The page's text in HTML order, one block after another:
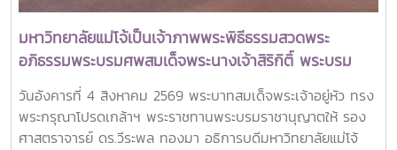
Professor Yang Bin , Vice Chancellor, Tsinghua
University Council Professor Tan Eng Chye อธิการบดี
มหาวิทยาลัยแห่งชาติสิงคโปร์ Professor Yang Bin รองประธาน
สภามหาวิทยาลัยชิงหวา ตลอดจนประธานที่ประชุมอธิการบดี ทั้ง
4 แห่ง ได้แก่ ที่ประชุมอธิการบดีแห่งประเทศไทย (ทปอ.) ที่ประชุม
อธิการบดีมหาวิทยาลัยราชภัฏ (ทปอ.มรภ.) ที่ประชุมอธิการบดี
มหาวิทยาลัยเทคโนโลยีราชมงคล (ทปอ.มทร.) สมาคมสถาบัน
มหาวิทยาลัยแม่โจ้เป็นเจ้าภาพพระพิธีธรรมสวดพระ
อภิธรรมพระบรมศพสมเด็จพระนางเจ้าสิริกิติ์ พระบรม
ราชินีนาถ พระบรมราชชนนีพันปีหลวง พร้อมเข้ากราบ
ถวายบังคมพระศพ สมเด็จพระเจ้าลูกเธอ เจ้าฟ้าพัชรกิติยา
ภา นเรนทิราเทพยวดี กรมหลวงราชสาริณีสิริพัชร มหา
วันอังคารที่ 4 สิงหาคม 2569 พระบาทสมเด็จพระเจ้าอยู่หัว ทรง
พระกรุณาโปรดเกล้าฯ พระราชทานพระบรมราชานุญาตให้ รอง
ศาสตราจารย์ ดร.วีระพล ทองมา อธิการบดีมหาวิทยาลัยแม่โจ้